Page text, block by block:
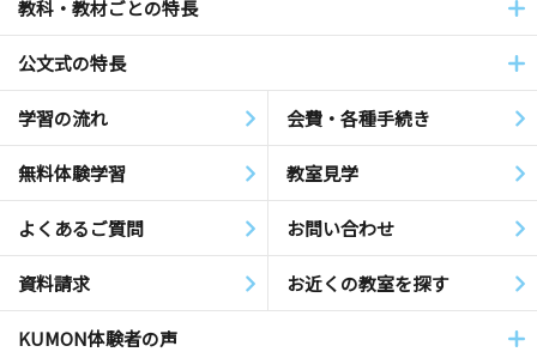
教科・教材ごとの特長
公文式の特長
学習の流れ 会費・各種手続き
無料体験学習 教室見学
よくあるご質問 お問い合わせ
資料請求 お近くの教室を探す
KUMON体験者の声